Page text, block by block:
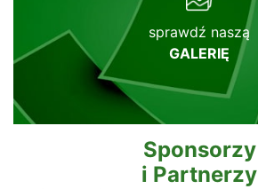
sprawdź naszą
GALERIĘ
Sponsorzy
i Partnerzy